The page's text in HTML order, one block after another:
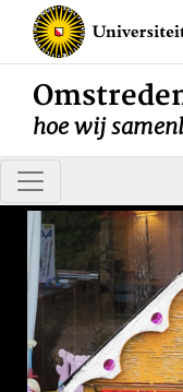
hoe wij